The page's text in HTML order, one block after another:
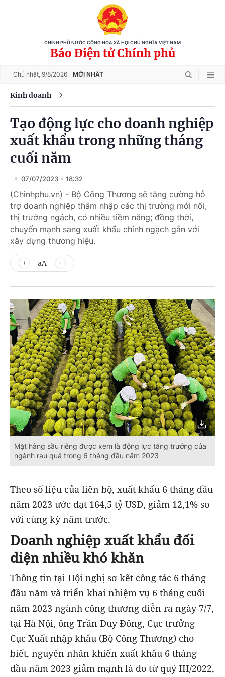
CHÍNH PHỦ NƯỚC CỘNG HÒA XÃ HỘI CHỦ NGHĨA VIỆT NAM
Báo Điện tử Chính phủ
Chủ nhật, 9/8/2026 MỚI NHẤT
Kinh doanh
Tạo động lực cho doanh nghiệp
xuất khẩu trong những tháng
cuối năm
07/07/2023 18:32
(Chinhphu.vn) - Bộ Công Thương sẽ tăng cường hỗ
trợ doanh nghiệp thâm nhập các thị trường mới nổi,
thị trường ngách, có nhiều tiềm năng; đồng thời,
chuyển mạnh sang xuất khẩu chính ngạch gắn với
xây dựng thương hiệu.
aA
Mặt hàng sầu riêng được xem là động lực tăng trưởng của
ngành rau quả trong 6 tháng đầu năm 2023
Theo số liệu của liên bộ, xuất khẩu 6 tháng đầu
năm 2023 ước đạt 164,5 tỷ USD, giảm 12,1% so
với cùng kỳ năm trước.
Doanh nghiệp xuất khẩu đối
diện nhiều khó khăn
Thông tin tại Hội nghị sơ kết công tác 6 tháng
đầu năm và triển khai nhiệm vụ 6 tháng cuối
năm 2023 ngành công thương diễn ra ngày 7/7,
tại Hà Nội, ông Trần Duy Đông, Cục trưởng
Cục Xuất nhập khẩu (Bộ Công Thương) cho
biết, nguyên nhân khiến xuất khẩu 6 tháng
đầu năm 2023 giảm mạnh là do từ quý III/2022,